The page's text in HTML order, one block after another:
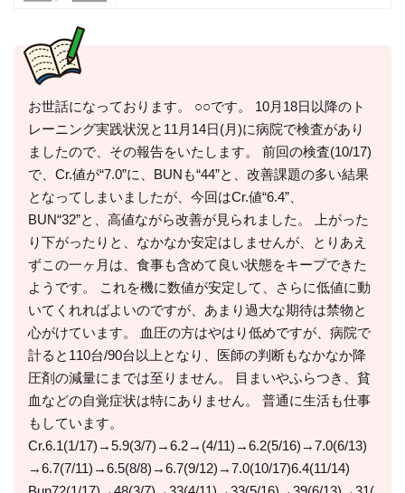
お世話になっております。 ○○です。 10月18日以降のト
レーニング実践状況と11月14日(月)に病院で検査があり
ましたので、その報告をいたします。 前回の検査(10/17)
で、Cr.値が“7.0”に、BUNも“44”と、改善課題の多い結果
となってしまいましたが、今回はCr.値“6.4”、
BUN“32”と、高値ながら改善が見られました。 上がった
り下がったりと、なかなか安定はしませんが、とりあえ
ずこの一ヶ月は、食事も含めて良い状態をキープできた
ようです。 これを機に数値が安定して、さらに低値に動
いてくれればよいのですが、あまり過大な期待は禁物と
心がけています。 血圧の方はやはり低めですが、病院で
計ると110台/90台以上となり、医師の判断もなかなか降
圧剤の減量にまでは至りません。 目まいやふらつき、貧
血などの自覚症状は特にありません。 普通に生活も仕事
もしています。
Cr.6.1(1/17)→5.9(3/7)→6.2→(4/11)→6.2(5/16)→7.0(6/13)
→6.7(7/11)→6.5(8/8)→6.7(9/12)→7.0(10/17)6.4(11/14)